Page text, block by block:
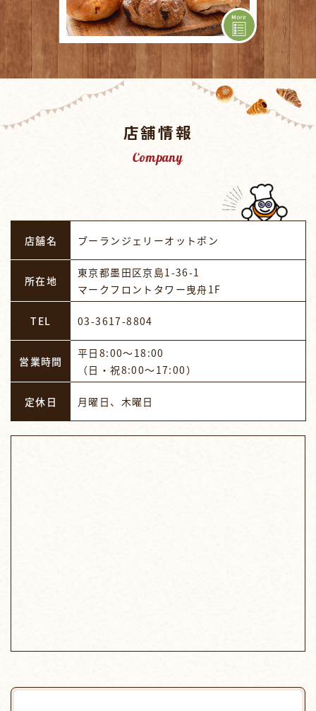
店舗情報
Company
店舗名 ブーランジェリーオットポン
所在地
東京都墨田区京島1-36-1
マークフロントタワー曳舟1F
TEL 03-3617-8804
営業時間
平日8:00～18:00
（日・祝8:00〜17:00）
定休日 月曜日、木曜日